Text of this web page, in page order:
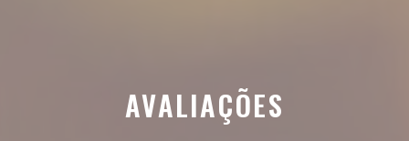
AVALIAÇÕES